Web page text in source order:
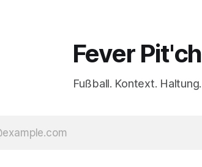
Fever Pit'ch
Fußball. Kontext. Haltung.